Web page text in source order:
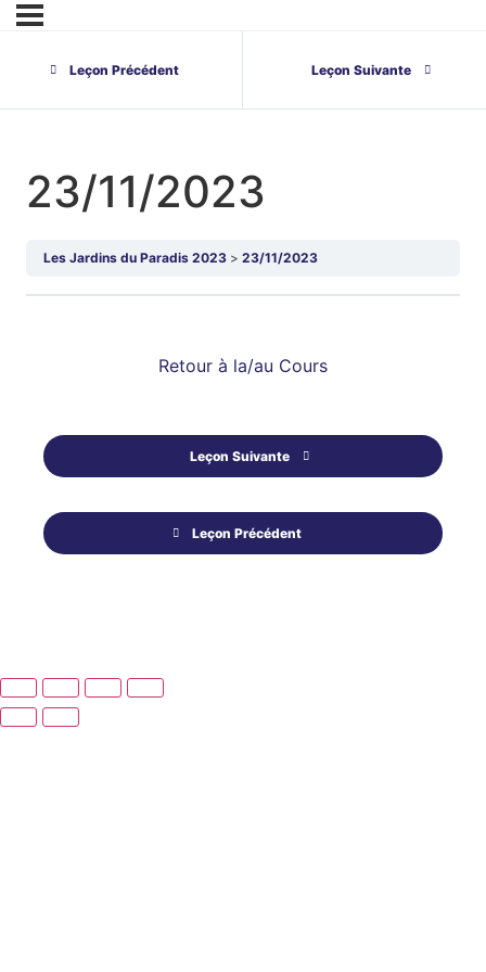
Leçon Précédent Leçon Suivante
23/11/2023
Les Jardins du Paradis 2023 23/11/2023
Leçon Précédent
Retour à la/au Cours
Leçon Suivante